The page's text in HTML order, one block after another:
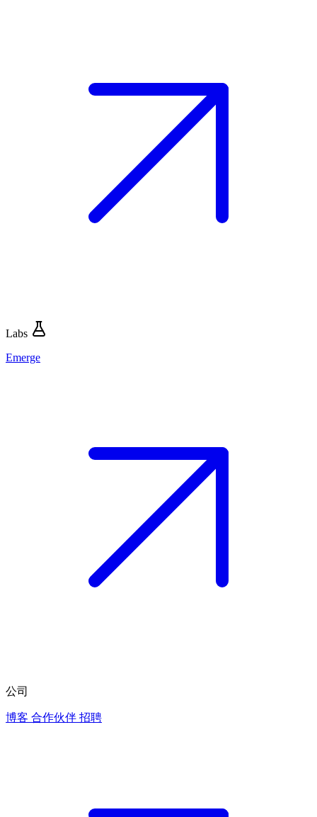
Labs
Emerge
公司
博客 合作伙伴 招聘